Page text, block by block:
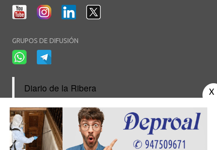
GRUPOS DE DIFUSIÓN
Diario de la Ribera
Aviso Legal-Política de Privacidad- Política de Cookies-Área privada